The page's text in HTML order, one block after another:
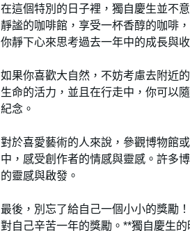
在這個特別的日子裡，獨自慶生並不
靜謐的咖啡館，享受一杯香醇的咖啡
你靜下心來思考過去一年中的成長與收
如果你喜歡大自然，不妨考慮去附近
生命的活力，並且在行走中，你可以
紀念。
對於喜愛藝術的人來說，參觀博物館
中，感受創作者的情感與靈感。許多
的靈感與啟發。
最後，別忘了給自己一個小小的獎勵
對自己辛苦一年的獎勵。**獨自慶生